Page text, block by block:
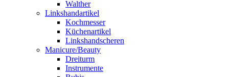
Walther
Linkshandartikel
Kochmesser
Küchenartikel
Linkshandscheren
Manicure/Beauty
Dreiturm
Instrumente